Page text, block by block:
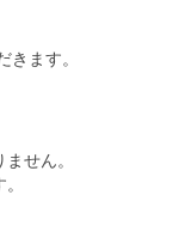
ます。
せん。